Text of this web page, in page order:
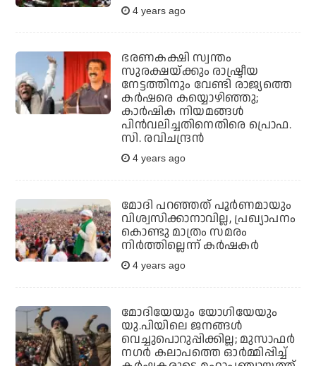
4 years ago
ഭരണകക്ഷി സ്വന്തം
സുരക്ഷയ്ക്കും രാഷ്ട്രീയ
നേട്ടത്തിനും വേണ്ടി രാജ്യത്തെ
കര്‍ഷരെ കയ്യൊഴിഞ്ഞു;
കാര്‍ഷിക നിയമങ്ങള്‍
പിന്‍വലിച്ചതിനെതിരെ പ്രൊഫ.
സി. രവിചന്ദ്രന്‍
4 years ago
മോദി പറഞ്ഞത് പൂര്‍ണമായും
വിശ്വസിക്കാനാവില്ല, പ്രഖ്യാപനം
കൊണ്ടു മാത്രം സമരം
നിര്‍ത്തില്ലെന്ന് കര്‍ഷകര്‍
4 years ago
മോദിയേയും യോഗിയേയും
യു.പിയിലെ ജനങ്ങള്‍
വെച്ചുപൊറുപ്പിക്കില്ല; മുസാഫര്‍
നഗര്‍ കലാപത്തെ ഓര്‍മ്മിപ്പിച്ച്